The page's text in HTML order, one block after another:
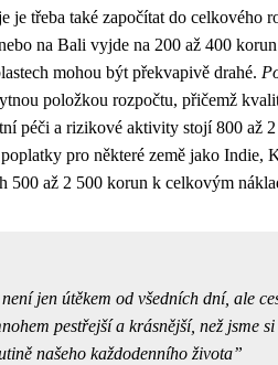
je třeba také započítat do celkového
na Bali vyjde na 200 až 400
mohou být překvapivě drahé.
položkou rozpočtu, přičemž
péči a rizikové aktivity stojí 800 až
pro některé země jako Indie,
500 až 2 500 korun k celkovým
jen útěkem od všedních dní, ale
pestřejší a krásnější, než jsme
našeho každodenního života